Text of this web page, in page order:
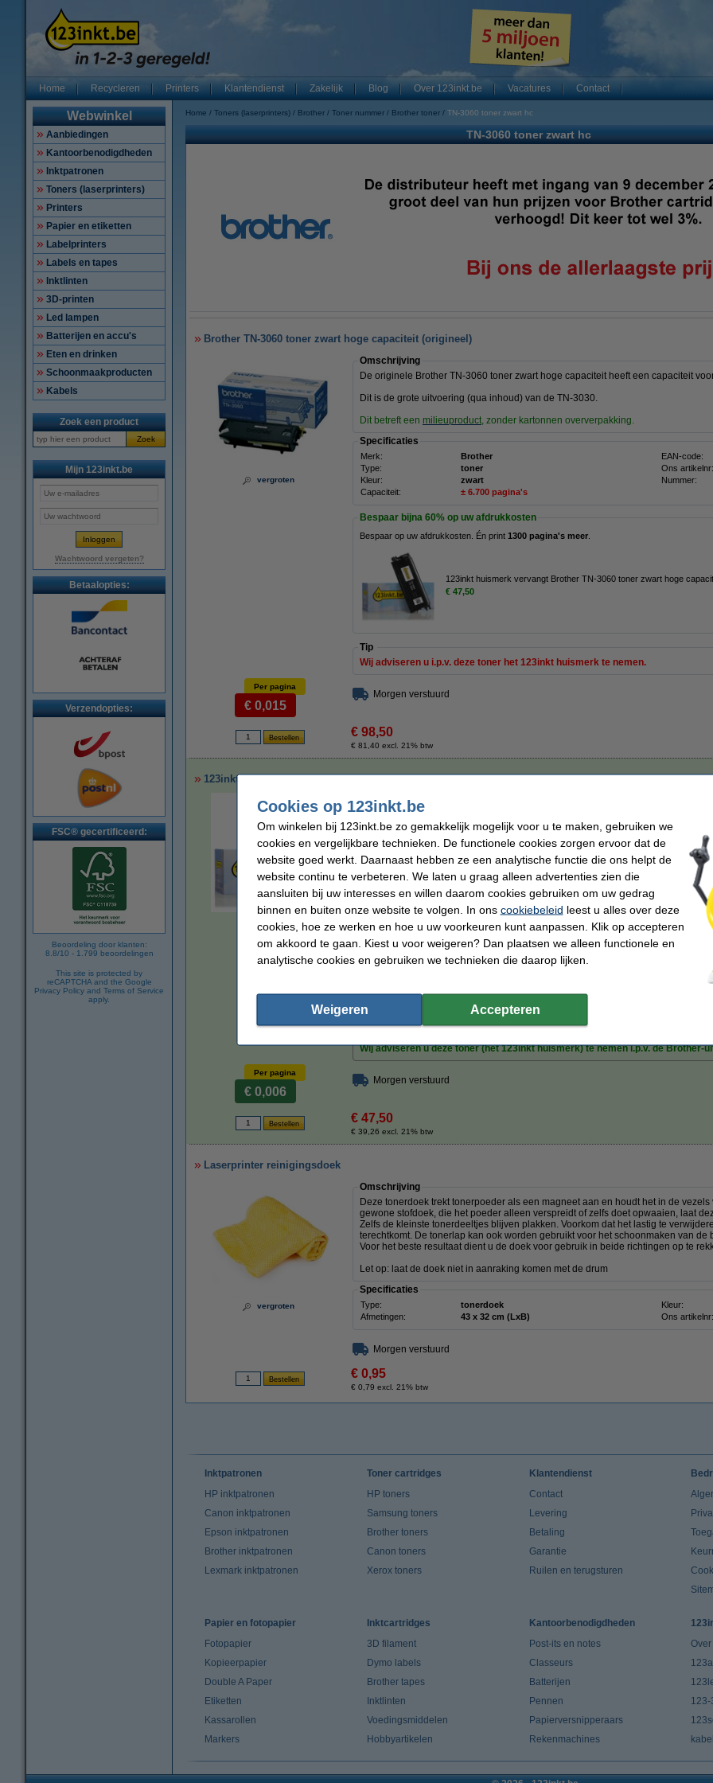
Home Recycleren Printers Klantendienst Zakelijk Blog Over 123inkt.be Vacatures Contact
Webwinkel
Aanbiedingen
Kantoorbenodigdheden
Inktpatronen
Toners (laserprinters)
Printers
Papier en etiketten
Labelprinters
Labels en tapes
Inktlinten
3D-printen
Led lampen
Batterijen en accu's
Eten en drinken
Schoonmaakproducten
Kabels
Zoek een product
Zoek
Mijn 123inkt.be
Wachtwoord vergeten?
Betaalopties:
Verzendopties:
FSC® gecertificeerd:
Beoordeling door klanten:
8.8/10 - 1.799 beoordelingen
This site is protected by
reCAPTCHA and the Google
Privacy Policy and Terms of Service
apply.
Home Toners (laserprinters) Brother Toner nummer Brother toner TN-3060 toner zwart hc
TN-3060 toner zwart hc
Brother TN-3060 toner zwart hoge capaciteit (origineel)
vergroten
Omschrijving
De originele Brother TN-3060 toner zwart hoge capaciteit heeft een capaciteit
Dit is de grote uitvoering (qua inhoud) van de TN-3030.
Dit betreft een milieuproduct, zonder kartonnen oververpakking.
Specificaties
Merk: Brother EAN-code:
Type:
toner Ons artikelnr:
Kleur:
zwart Nummer:
Capaciteit:
± 6.700 pagina's
Bespaar bijna 60% op uw afdrukkosten
Bespaar op uw afdrukkosten. Én print 1300 pagina's meer
123inkt huismerk vervangt Brother TN-3060 toner zwart hoge
€ 47,50
Tip
Wij adviseren u i.p.v. deze toner het 123inkt huismerk te nemen.
Per pagina
€ 0,015
Morgen verstuurd
€ 98,50
€ 81,40 excl. 21% btw
123inkt huismerk vervangt Brother TN-3060 toner zwart hoge capaciteit
Omschrijving
123inkt huismerk toner voor Brother
EXTRA hoge capaciteit 8.000 afdrukken (dus ruim 1.300 afdrukken meer dan de Brother
Geproduceerd door een
gecertificeerde fabrikant (dus volgens de
Geen kwaliteitsverschil, een veel hogere capaciteit dan de Brother-uitvoering, en
Klikhiervoor extra informatie over de kwaliteit van onze toners.
Specificaties
Ons artikelnr:
Kleur:
zwart
Capaciteit:
± 8.000 pagina's
Wij adviseren u deze toner (het 123inkt huismerk) te nemen i.p.v. de Brother-
Per pagina
€ 0,006
Morgen verstuurd
€ 47,50
€ 39,26 excl. 21% btw
Laserprinter reinigingsdoek
vergroten
Omschrijving
Deze tonerdoek trekt tonerpoeder als een magneet aan en houdt het in de
gewone stofdoek, die het poeder alleen verspreidt of zelfs doet opwaaien, laat
Zelfs de kleinste tonerdeeltjes blijven plakken. Voorkom dat het lastig te
terechtkomt. De tonerlap kan ook worden gebruikt voor het schoonmaken van de
Voor het beste resultaat dient u de doek voor gebruik in beide richtingen op te
Let op: laat de doek niet in aanraking komen met de drum
Specificaties
Type: tonerdoek Kleur:
Afmetingen:
43 x 32 cm (LxB) Ons artikelnr:
Morgen verstuurd
€ 0,95
€ 0,79 excl. 21% btw
Inktpatronen
HP inktpatronen
Canon inktpatronen
Epson inktpatronen
Brother inktpatronen
Lexmark inktpatronen
Toner cartridges
HP toners
Samsung toners
Brother toners
Canon toners
Xerox toners
Klantendienst
Contact
Levering
Betaling
Garantie
Ruilen en terugsturen
Papier en fotopapier
Fotopapier
Kopieerpapier
Double A Paper
Etiketten
Kassarollen
Markers
Inktcartridges
3D filament
Dymo labels
Brother tapes
Inktlinten
Voedingsmiddelen
Hobbyartikelen
Kantoorbenodigdheden
Post-its en notes
Classeurs
Batterijen
Pennen
Papierversnipperaars
Rekenmachines
123-
Cookies op 123inkt.be
Om winkelen bij 123inkt.be zo gemakkelijk mogelijk voor u te maken, gebruiken we
cookies en vergelijkbare technieken. De functionele cookies zorgen ervoor dat de
website goed werkt. Daarnaast hebben ze een analytische functie die ons helpt de
website continu te verbeteren. We laten u graag alleen advertenties zien die
aansluiten bij uw interesses en willen daarom cookies gebruiken om uw gedrag
binnen en buiten onze website te volgen. In ons cookiebeleid leest u alles over deze
cookies, hoe ze werken en hoe u uw voorkeuren kunt aanpassen. Klik op accepteren
om akkoord te gaan. Kiest u voor weigeren? Dan plaatsen we alleen functionele en
analytische cookies en gebruiken we technieken die daarop lijken.
Weigeren Accepteren